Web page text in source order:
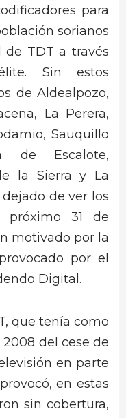
para
sorianos
TDT a través
Sin estos
de Aldealpozo,
La Perera,
Sauquillo
de Escalote,
la Sierra y La
de ver los
próximo 31 de
motivado por la
por el
Digital.
que tenía como
del cese de
en parte
en estas
sin cobertura,